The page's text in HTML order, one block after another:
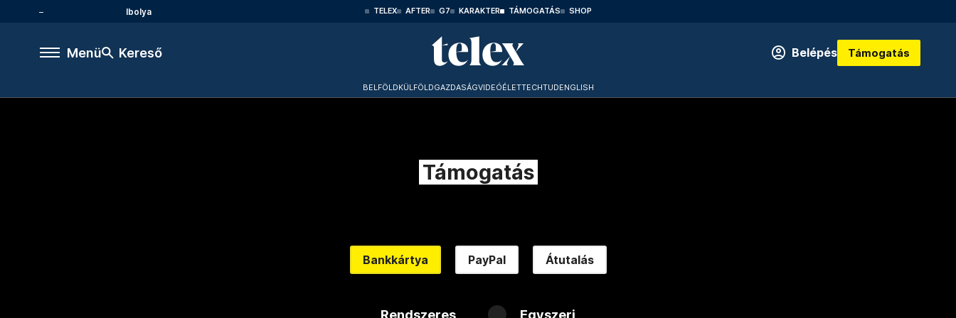
Ibolya TELEX AFTER G7 KARAKTER TÁMOGATÁS SHOP
Menü Kereső Belépés Támogatás
BELFÖLDKÜLFÖLDGAZDASÁGVIDEÓÉLETTECHTUDENGLISH
Támogatás
Bankkártya PayPal Átutalás
Rendszeres Egyszeri